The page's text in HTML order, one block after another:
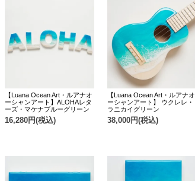
【Luana Ocean Art・ルアナオ
ーシャンアート】ALOHAレタ
ーズ・マケナブルーグリーン
16,280円(税込)
【Luana Ocean Art・ルアナオ
ーシャンアート】 ウクレレ・
ラニカイグリーン
38,000円(税込)